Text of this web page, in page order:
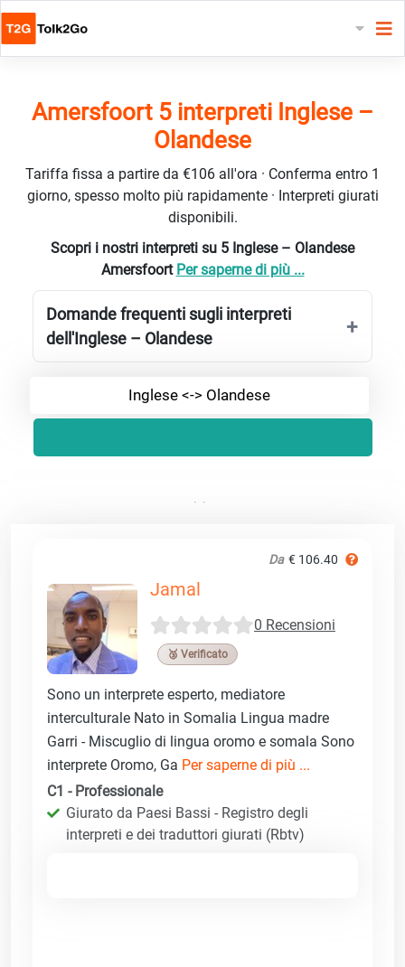
Amersfoort 5 interpreti Inglese –
Olandese
Tariffa fissa a partire da €106 all'ora · Conferma entro 1
giorno, spesso molto più rapidamente · Interpreti giurati
disponibili.
Scopri i nostri interpreti su 5 Inglese – Olandese
Amersfoort Per saperne di più ...
Domande frequenti sugli interpreti
dell'Inglese – Olandese
Inglese <-> Olandese
Da € 106.40
Jamal
0 Recensioni
🥉 Verificato
Sono un interprete esperto, mediatore
interculturale Nato in Somalia Lingua madre
Garri - Miscuglio di lingua oromo e somala Sono
interprete Oromo, Ga Per saperne di più ...
C1 - Professionale
Giurato da Paesi Bassi - Registro degli
interpreti e dei traduttori giurati (Rbtv)